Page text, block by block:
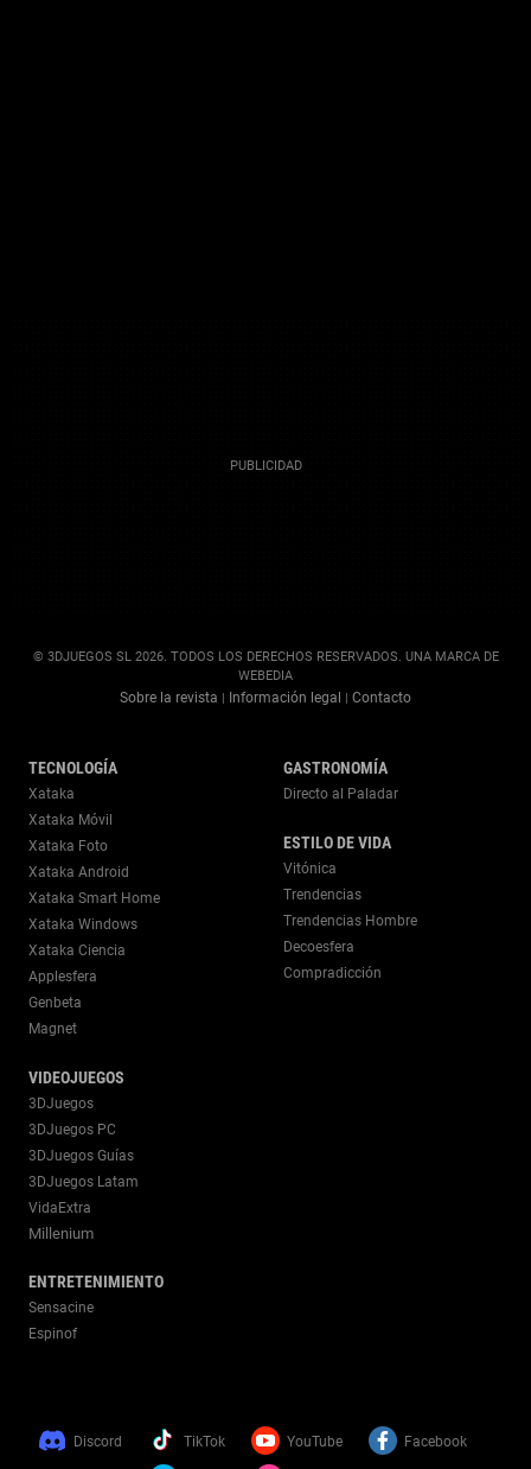
© 3DJUEGOS SL 2026. TODOS LOS DERECHOS RESERVADOS. UNA MARCA DE
WEBEDIA
Sobre la revista | Información legal | Contacto
TECNOLOGÍA
Xataka
Xataka Móvil
Xataka Foto
Xataka Android
Xataka Smart Home
Xataka Windows
Xataka Ciencia
Applesfera
Genbeta
Magnet
VIDEOJUEGOS
3DJuegos
3DJuegos PC
3DJuegos Guías
3DJuegos Latam
VidaExtra
Millenium
ENTRETENIMIENTO
Sensacine
Espinof
GASTRONOMÍA
Directo al Paladar
ESTILO DE VIDA
Vitónica
Trendencias
Trendencias Hombre
Decoesfera
Compradicción
Discord TikTok YouTube Facebook